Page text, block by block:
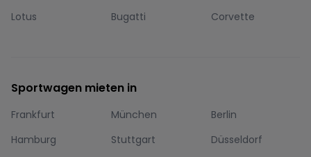
Lotus
Bugatti Corvette
Sportwagen mieten in
Frankfurt München
Berlin
Hamburg
Stuttgart
Düsseldorf